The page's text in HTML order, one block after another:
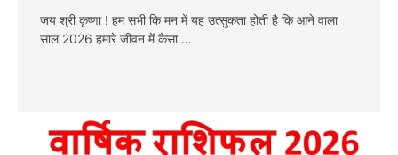
जय श्री कृष्णा ! हम सभी कि मन में यह उत्सुकता होती है कि आने वाला
साल 2026 हमारे जीवन में कैसा …